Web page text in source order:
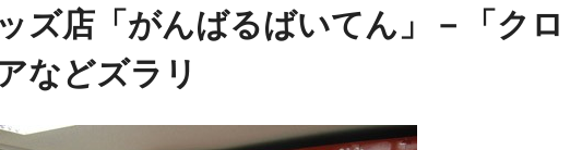
ズ店「がんばるばいてん」－「クロ
などズラリ